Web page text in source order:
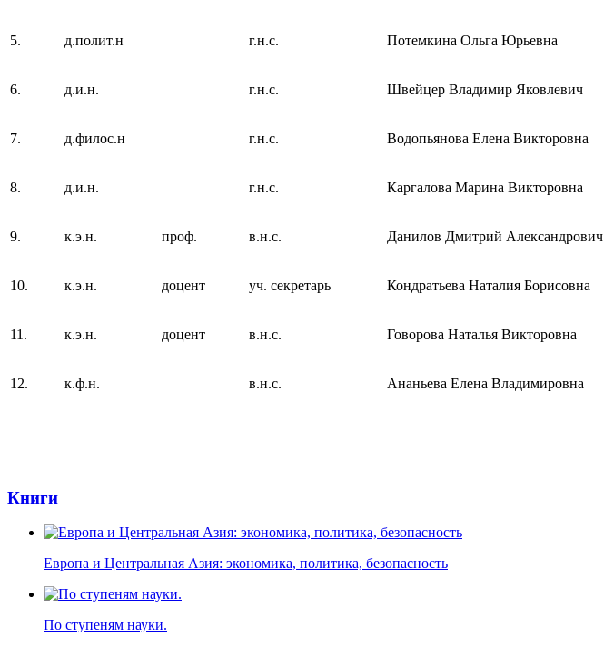
5. д.полит.н г.н.с. Потемкина Ольга Юрьевна
6. д.и.н. г.н.с. Швейцер Владимир Яковлевич
7. д.филос.н г.н.с. Водопьянова Елена Викторовна
8. д.и.н. г.н.с. Каргалова Марина Викторовна
9. к.э.н. проф. в.н.с. Данилов Дмитрий Александрович
10. к.э.н. доцент уч. секретарь Кондратьева Наталия Борисовна
11. к.э.н. доцент в.н.с. Говорова Наталья Викторовна
12. к.ф.н. в.н.с. Ананьева Елена Владимировна
Книги
Европа и Центральная Азия: экономика, политика, безопасность
По ступеням науки.